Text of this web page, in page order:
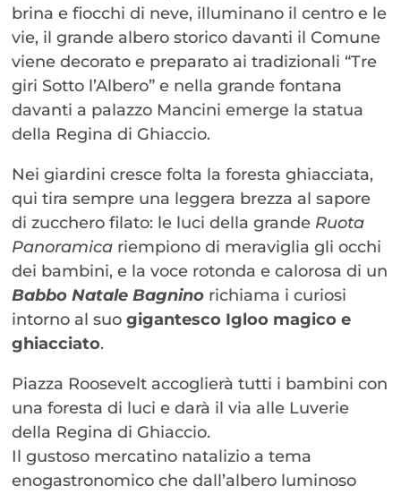
brina e fiocchi di neve, illuminano il centro e le
vie, il grande albero storico davanti il Comune
viene decorato e preparato ai tradizionali “Tre
giri Sotto l’Albero” e nella grande fontana
davanti a palazzo Mancini emerge la statua
della Regina di Ghiaccio.
Nei giardini cresce folta la foresta ghiacciata,
qui tira sempre una leggera brezza al sapore
di zucchero filato: le luci della grande Ruota
Panoramica riempiono di meraviglia gli occhi
dei bambini, e la voce rotonda e calorosa di un
Babbo Natale Bagnino richiama i curiosi
intorno al suo gigantesco Igloo magico e
ghiacciato.
Piazza Roosevelt accoglierà tutti i bambini con
una foresta di luci e darà il via alle Luverie
della Regina di Ghiaccio.
Il gustoso mercatino natalizio a tema
enogastronomico che dall’albero luminoso